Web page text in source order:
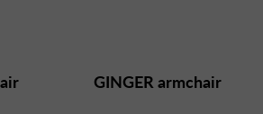
GINGER armchair